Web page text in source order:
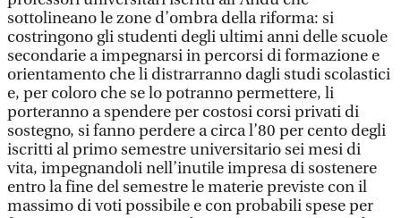
sottolineano le zone d’ombra della riforma: si
costringono gli studenti degli ultimi anni delle scuole
secondarie a impegnarsi in percorsi di formazione e
orientamento che li distrarranno dagli studi scolastici
e, per coloro che se lo potranno permettere, li
porteranno a spendere per costosi corsi privati di
sostegno, si fanno perdere a circa l’80 per cento degli
iscritti al primo semestre universitario sei mesi di
vita, impegnandoli nell’inutile impresa di sostenere
entro la fine del semestre le materie previste con il
massimo di voti possibile e con probabili spese per